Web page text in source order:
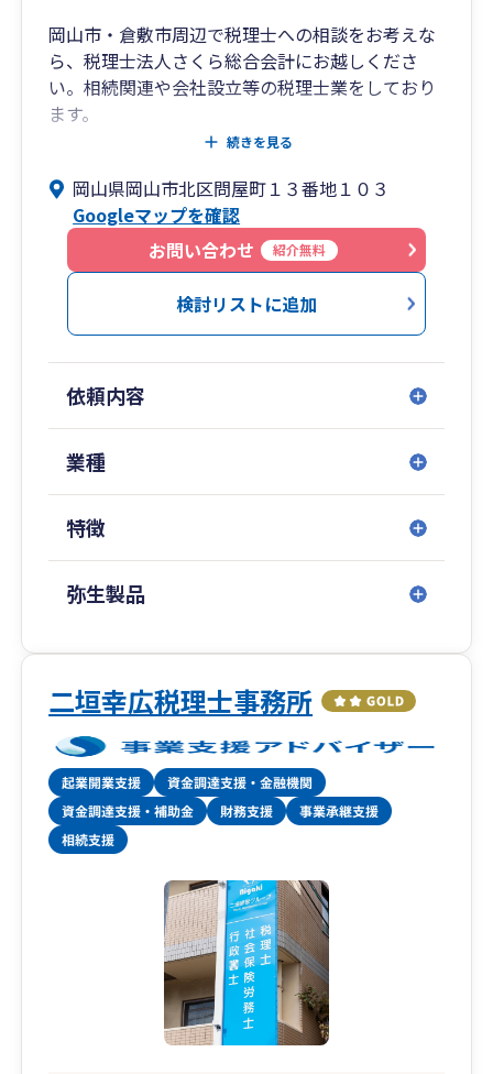
岡山市・倉敷市周辺で税理士への相談をお考えな
ら、税理士法人さくら総合会計にお越しくださ
い。相続関連や会社設立等の税理士業をしており
ます。
遺言書の作成や遺産分割などの相続関連のご相談
には会社設立サポートや法人税申告、税理士顧問
契約なども承っております。各種税申告の無料相
談も面談で随時行っておりますのでお気軽にご相
談くださいませ。
続きを見る
岡山県岡山市北区問屋町１３番地１０３
Googleマップを確認
お問い合わせ
紹介無料
検討リストに追加
依頼内容
業種
特徴
弥生製品
二垣幸広税理士事務所